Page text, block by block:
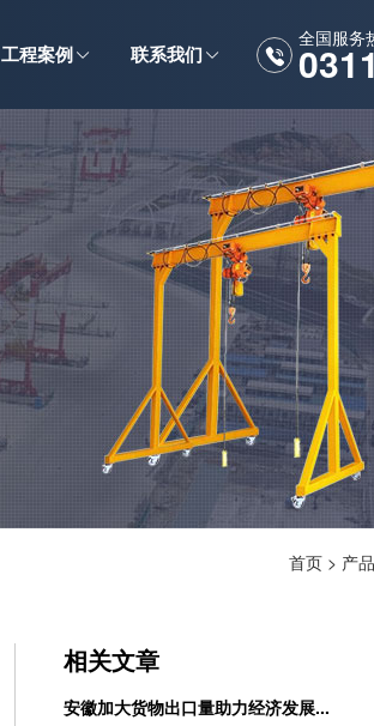
工程案例 联系我们
全国服务
首页 > 产
相关文章
安徽加大货物出口量助力经济发展...